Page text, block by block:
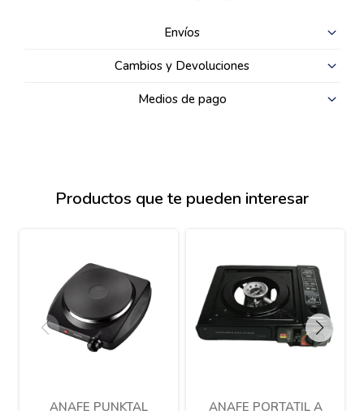
Envíos
Cambios y Devoluciones
Medios de pago
Productos que te pueden interesar
ANAFE PUNKTAL
ANAFE PORTATIL A